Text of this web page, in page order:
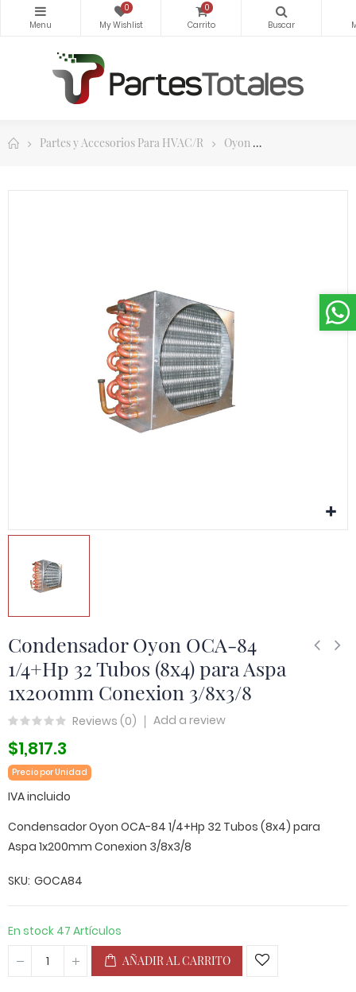
0 0
Partes y Accesorios Para HVAC/R Oyon
Condensador Oyon OCA-84
1/4+Hp 32 Tubos (8x4) para Aspa
1x200mm Conexion 3/8x3/8
Reviews (0) Add a review
$1,817.3
Precio por Unidad
IVA incluido
Condensador Oyon OCA-84 1/4+Hp 32 Tubos (8x4) para
Aspa 1x200mm Conexion 3/8x3/8
SKU GOCA84
En stock 47 Artículos
AÑADIR AL CARRITO